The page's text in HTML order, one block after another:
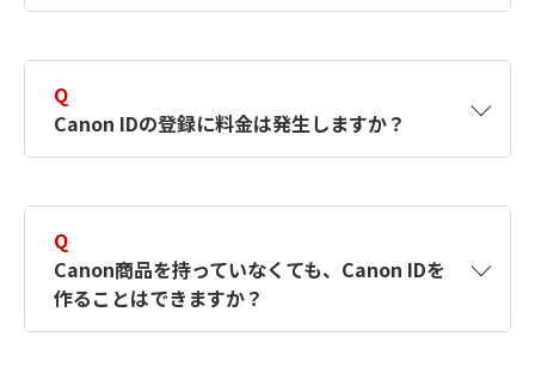
択したサービスから取得します。アカウントを
簡単に作成できるように、この情報を使用して
Canon IDの登録フォームを入力します。
Q
Canon IDの登録に料金は発生しますか？
Q
Canon商品を持っていなくても、Canon IDを
作ることはできますか？